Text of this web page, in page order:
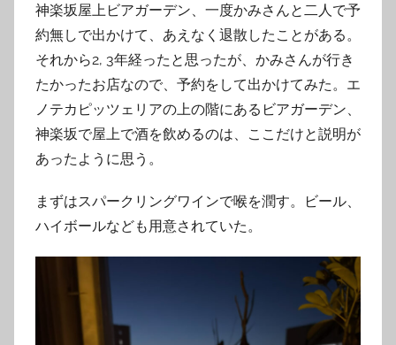
T
o
m
神楽坂屋上ビアガーデン、一度かみさんと二人で予
約無しで出かけて、あえなく退散したことがある。
それから2, 3年経ったと思ったが、かみさんが行き
たかったお店なので、予約をして出かけてみた。エ
ノテカピッツェリアの上の階にあるビアガーデン、
神楽坂で屋上で酒を飲めるのは、ここだけと説明が
あったように思う。
まずはスパークリングワインで喉を潤す。ビール、
ハイボールなども用意されていた。